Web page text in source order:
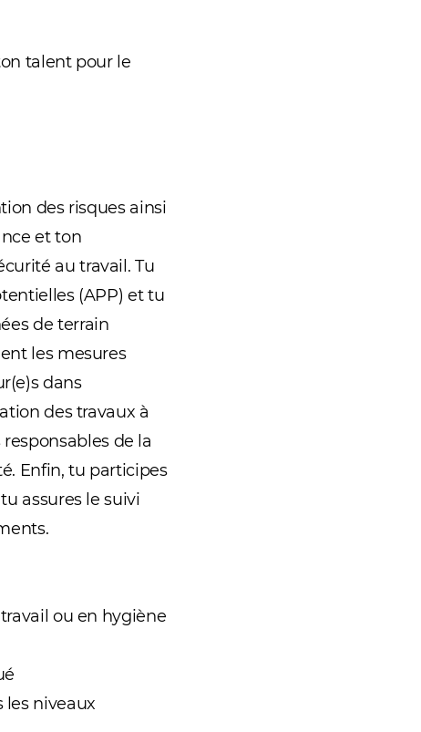
talent pour le
des risques ainsi
et ton
au travail. Tu
(APP) et tu
de terrain
les mesures
dans
des travaux à
de la
Enfin, tu participes
assures le suivi
ou en hygiène
les niveaux